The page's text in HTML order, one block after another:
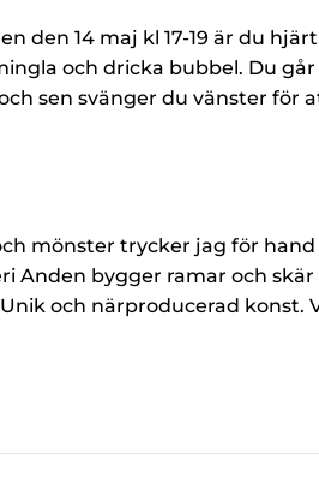
den 14 maj kl 17-19 är du
och dricka bubbel. Du
sen svänger du vänster för
mönster trycker jag för
Anden bygger ramar och
och närproducerad konst.